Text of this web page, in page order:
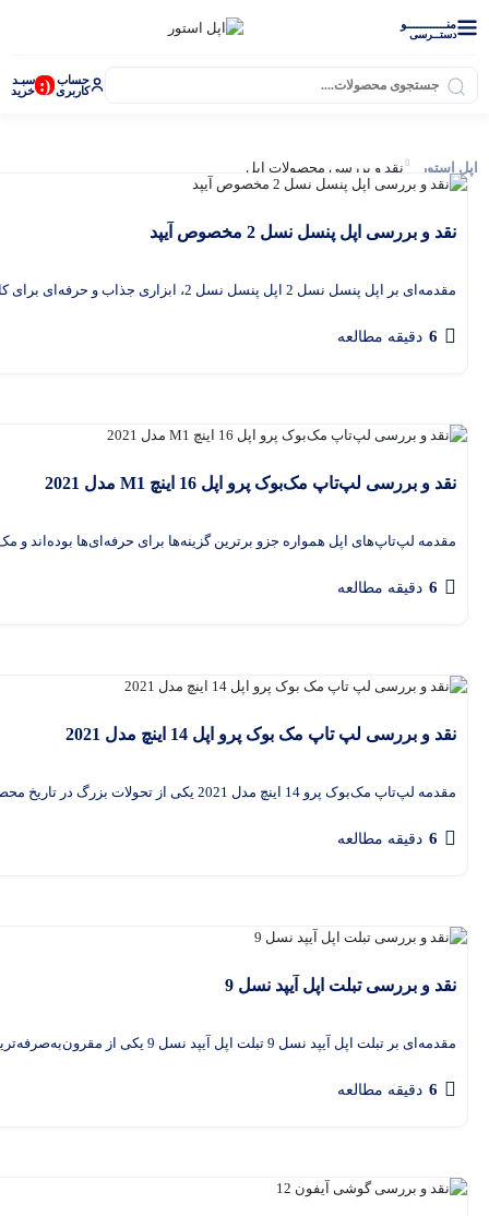
منــــــــــــو
دستــرسی
حساب
کاربری (: سبـد
خرید
اپل واچ
اپل استور نقد و بررسی محصولات اپل
نقد و بررسی اپل پنسل نسل 2 مخصوص آیپد
مقدمه‌ای بر اپل پنسل نسل 2 اپل پنسل نسل 2، ابزاری جذاب و حرفه‌ای برای کاربران آیپد است که با
6 دقیقه مطالعه
نقد و بررسی لپ‌تاپ مک‌بوک پرو اپل 16 اینچ M1 مدل 2021
مقدمه لپ‌تاپ‌های اپل همواره جزو برترین گزینه‌ها برای حرفه‌ای‌ها بوده‌اند و مک‌بوک پرو 16 اینچ مدل
6 دقیقه مطالعه
نقد و بررسی لپ تاپ مک بوک پرو اپل 14 اینچ مدل 2021
مقدمه لپ‌تاپ مک‌بوک پرو 14 اینچ مدل 2021 یکی از تحولات بزرگ در تاریخ محصولات اپل محسوب می‌شود. این دستگاه
6 دقیقه مطالعه
نقد و بررسی تبلت اپل آیپد نسل 9
مقدمه‌ای بر تبلت اپل آیپد نسل 9 تبلت اپل آیپد نسل 9 یکی از مقرون‌به‌صرفه‌ترین محصولات اپل است که در
6 دقیقه مطالعه
گفتگو با غرفه‌دار
در حال اتصال...